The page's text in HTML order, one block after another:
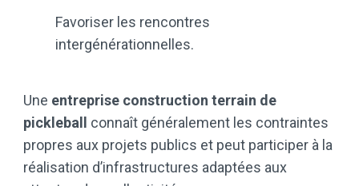
Favoriser les rencontres
intergénérationnelles.
Une entreprise construction terrain de
pickleball
connaît généralement les contraintes
propres aux projets publics et peut participer à la
réalisation d’infrastructures adaptées aux